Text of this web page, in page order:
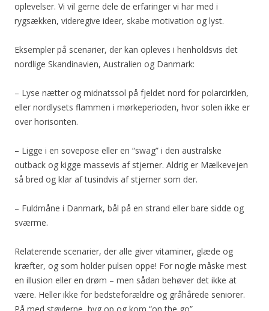
oplevelser. Vi vil gerne dele de erfaringer vi har med i
rygsækken, videregive ideer, skabe motivation og lyst.
Eksempler på scenarier, der kan opleves i henholdsvis det
nordlige Skandinavien, Australien og Danmark:
– Lyse nætter og midnatssol på fjeldet nord for polarcirklen,
eller nordlysets flammen i mørkeperioden, hvor solen ikke er
over horisonten.
– Ligge i en sovepose eller en “swag” i den australske
outback og kigge massevis af stjerner. Aldrig er Mælkevejen
så bred og klar af tusindvis af stjerner som der.
– Fuldmåne i Danmark, bål på en strand eller bare sidde og
sværme.
Relaterende scenarier, der alle giver vitaminer, glæde og
kræfter, og som holder pulsen oppe! For nogle måske mest
en illusion eller en drøm – men sådan behøver det ikke at
være. Heller ikke for bedsteforældre og gråhårede seniorer.